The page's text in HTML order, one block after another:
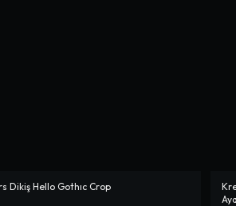
50Dikiş Hello Gothıc Crop